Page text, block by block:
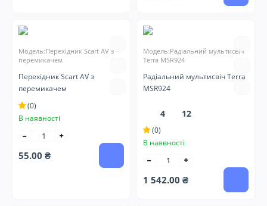
Модель:Перехідник Scart AV з
перемикачем
Перехідник Scart AV з
перемикачем
(0)
В наявності
55.00 ₴
Модель:Радіальний мультисвіч
Terra MSR924
Радіальний мультисвіч Terra
MSR924
4 12
(0)
В наявності
1 542.00 ₴